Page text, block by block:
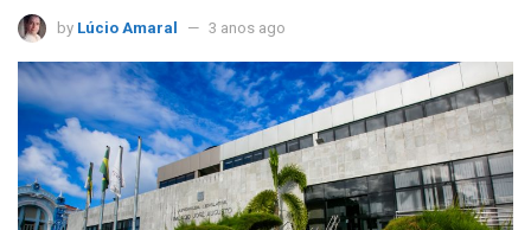
by Lúcio Amaral 3 anos ago